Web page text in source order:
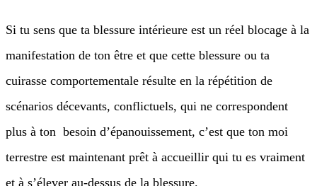
Si tu sens que ta blessure intérieure est un réel blocage à la
manifestation de ton être et que cette blessure ou ta
cuirasse comportementale résulte en la répétition de
scénarios décevants, conflictuels, qui ne correspondent
plus à ton besoin d’épanouissement, c’est que ton moi
terrestre est maintenant prêt à accueillir qui tu es vraiment
et à s’élever au-dessus de la blessure.